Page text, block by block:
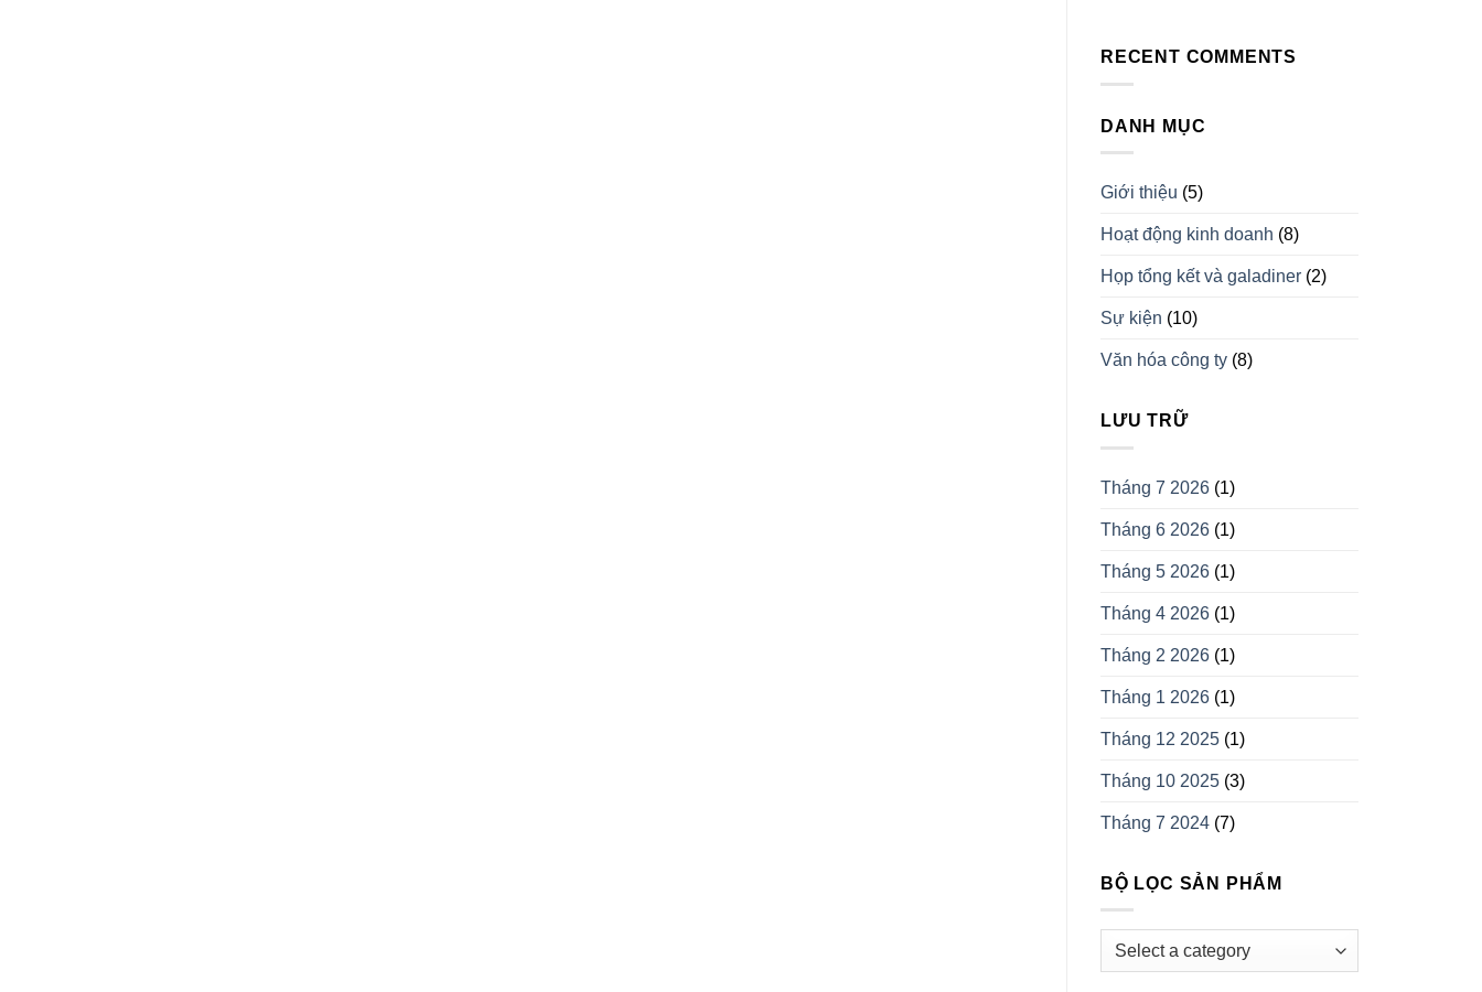
RECENT COMMENTS
DANH MỤC
Giới thiệu (5)
Hoạt động kinh doanh (8)
Họp tổng kết và galadiner (2)
Sự kiện (10)
Văn hóa công ty (8)
LƯU TRỮ
Tháng 7 2026 (1)
Tháng 6 2026 (1)
Tháng 5 2026 (1)
Tháng 4 2026 (1)
Tháng 2 2026 (1)
Tháng 1 2026 (1)
Tháng 12 2025 (1)
Tháng 10 2025 (3)
Tháng 7 2024 (7)
BỘ LỌC SẢN PHẨM